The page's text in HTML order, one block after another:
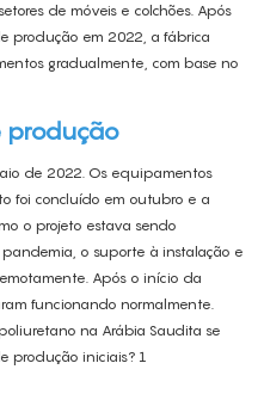
de móveis e colchões. Após
produção em 2022, a fábrica
gradualmente, com base no
produção
de 2022. Os equipamentos
foi concluído em outubro e a
o projeto estava sendo
o suporte à instalação e
Após o início da
funcionando normalmente.